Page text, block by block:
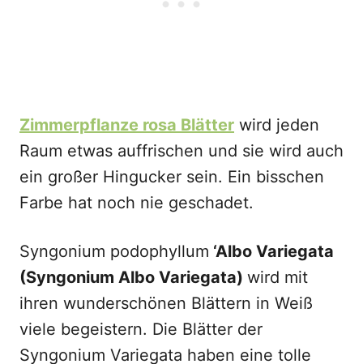
Zimmerpflanze rosa Blätter wird jeden
Raum etwas auffrischen und sie wird auch
ein großer Hingucker sein. Ein bisschen
Farbe hat noch nie geschadet.
Syngonium podophyllum ‘Albo Variegata
(Syngonium Albo Variegata) wird mit
ihren wunderschönen Blättern in Weiß
viele begeistern. Die Blätter der
Syngonium Variegata haben eine tolle